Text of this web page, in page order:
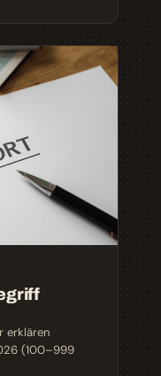
erklären
(100–999